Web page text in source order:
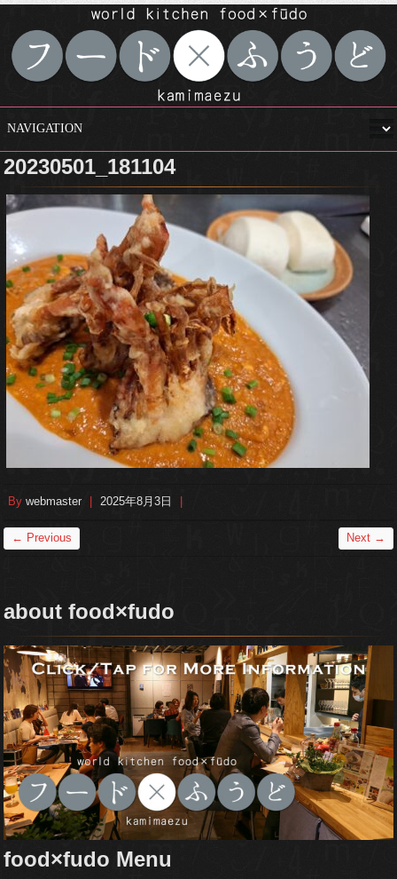
20230501_181104
Bywebmaster | 2025年8月3日 |
← Previous Next →
about food×fudo
food×fudo Menu